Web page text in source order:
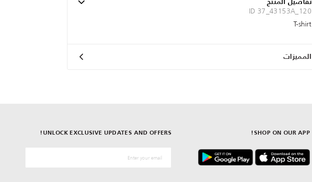
تفاصيل المنتج
ID 37_43153A_120
T-shirt
المميزات
SHOP ON OUR APP!
UNLOCK EXCLUSIVE UPDATES AND OFFERS!